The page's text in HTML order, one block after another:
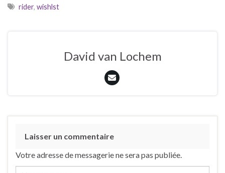
rider, wishlst
David van Lochem
Laisser un commentaire
Votre adresse de messagerie ne sera pas publiée.